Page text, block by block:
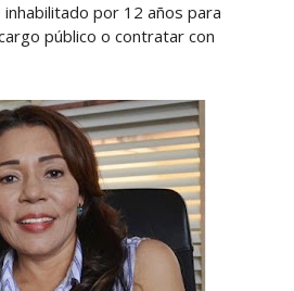
por 12 años para
público o contratar con